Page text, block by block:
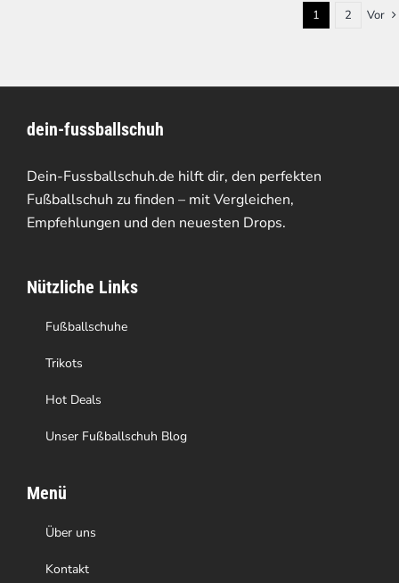
1 2 Vor
dein-fussballschuh
Dein-Fussballschuh.de hilft dir, den perfekten
Fußballschuh zu finden – mit Vergleichen,
Empfehlungen und den neuesten Drops.
Nützliche Links
Fußballschuhe
Trikots
Hot Deals
Unser Fußballschuh Blog
Menü
Über uns
Kontakt